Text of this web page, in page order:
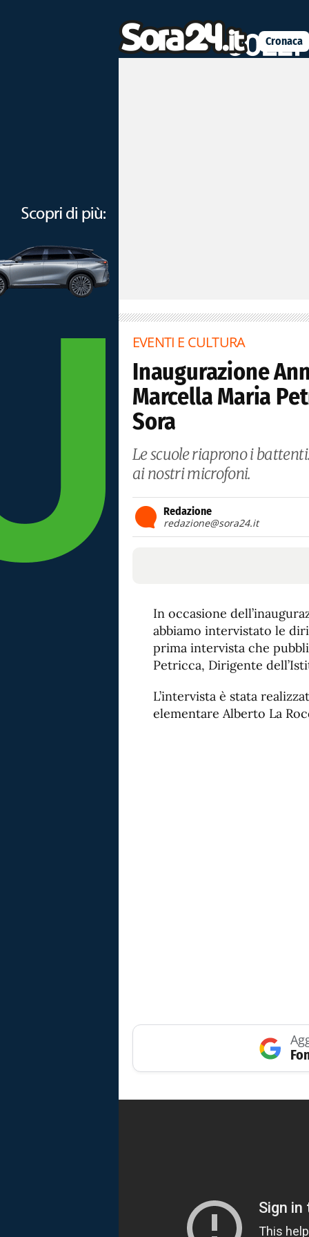
Cronaca
EVENTI E CULTURA
Inaugurazione
Marcella Maria
Sora
Le scuole riaprono i
ai nostri microfoni.
Redazione
redazione@sora24.it
In occasione
abbiamo intervistato le
prima intervista che
Petricca, Dirigente
L’intervista è stata
elementare Alberto La